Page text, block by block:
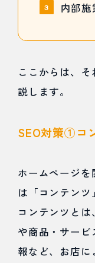
内部
ここからは、
説します。
SEO対策①コ
ホームページ
は「コンテンツ
コンテンツと
や商品・サー
報など、お店